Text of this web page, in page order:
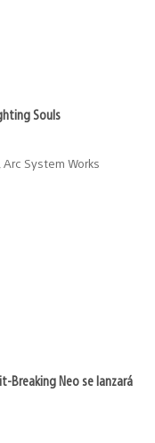
Souls
System Works
Breaking Neo se lanzará